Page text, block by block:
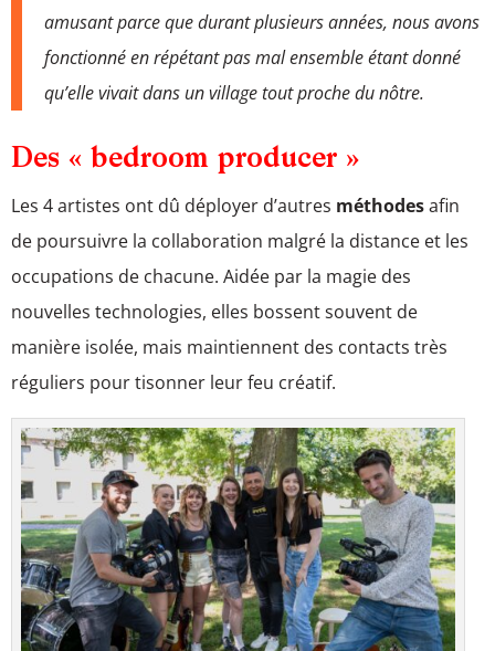
amusant parce que durant plusieurs années, nous avons
fonctionné en répétant pas mal ensemble étant donné
qu’elle vivait dans un village tout proche du nôtre.
Des « bedroom producer »
Les 4 artistes ont dû déployer d’autres méthodesafin
de poursuivre la collaboration malgré la distance et les
occupations de chacune. Aidée par la magie des
nouvelles technologies, elles bossent souvent de
manière isolée, mais maintiennent des contacts très
réguliers pour tisonner leur feu créatif.